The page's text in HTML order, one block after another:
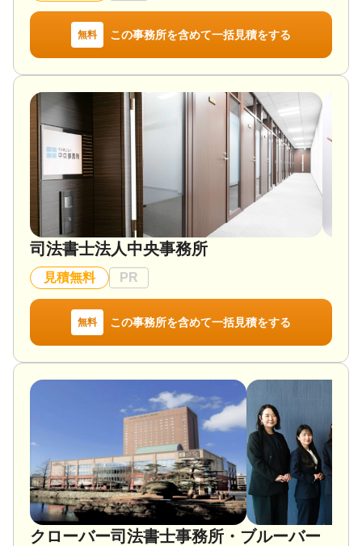
無料 この事務所を含めて一括見積をする
司法書士法人中央事務所
見積無料 PR
無料 この事務所を含めて一括見積をする
クローバー司法書士事務所・ブルーバー